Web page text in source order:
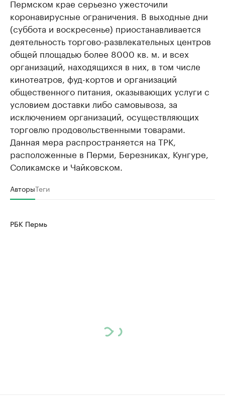
Пермском крае серьезно ужесточили
коронавирусные ограничения. В выходные дни
(суббота и воскресенье) приостанавливается
деятельность торгово-развлекательных центров
общей площадью более 8000 кв. м. и всех
организаций, находящихся в них, в том числе
кинотеатров, фуд-кортов и организаций
общественного питания, оказывающих услуги с
условием доставки либо самовывоза, за
исключением организаций, осуществляющих
торговлю продовольственными товарами.
Данная мера распространяется на ТРК,
расположенные в Перми, Березниках, Кунгуре,
Соликамске и Чайковском.
АвторыТеги
РБК Пермь